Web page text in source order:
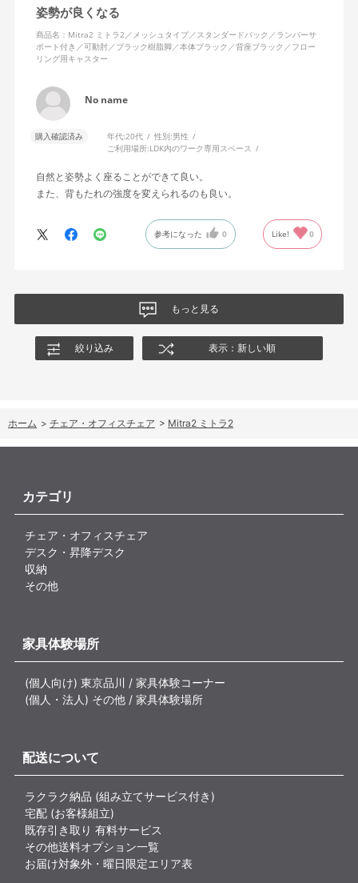
姿勢が良くなる
商品名：Mitra2 ミトラ2／メッシュタイプ／スタンダードバック／ランバーサ
ポート付き／可動肘／ブラック樹脂脚／本体ブラック／背座ブラック／フロー
リング用キャスター
No name
購入確認済み 年代:20代 性別:男性
ご利用場所:LDK内のワーク専用スペース
自然と姿勢よく座ることができて良い。
また、背もたれの強度を変えられるのも良い。
参考になった 0 Like! 0
もっと見る
絞り込み 表示：新しい順
ホーム > チェア・オフィスチェア > Mitra2 ミトラ2
カテゴリ
チェア・オフィスチェア
デスク・昇降デスク
収納
その他
家具体験場所
(個人向け) 東京品川 / 家具体験コーナー
(個人・法人) その他 / 家具体験場所
配送について
ラクラク納品 (組み立てサービス付き)
宅配 (お客様組立)
既存引き取り 有料サービス
その他送料オプション一覧
お届け対象外・曜日限定エリア表